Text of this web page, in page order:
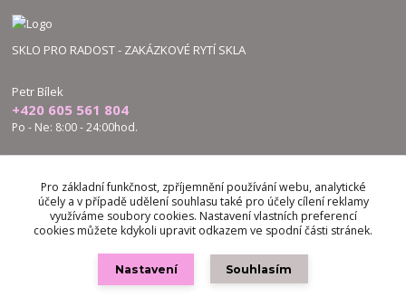
SKLO PRO RADOST - ZAKÁZKOVÉ RYTÍ SKLA
Petr Bílek
+420 605 561 804
Po - Ne: 8:00 - 24:00hod.
bilek.petr@skloproradost.cz
Pro základní funkčnost, zpříjemnění používání webu, analytické
účely a v případě udělení souhlasu také pro účely cílení reklamy
využíváme soubory cookies. Nastavení vlastních preferencí
cookies můžete kdykoli upravit odkazem ve spodní části stránek.
Nastavení Souhlasím